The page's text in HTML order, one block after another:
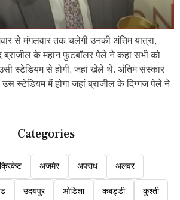
से मंगलवार तक चलेगी उनकी अंतिम यात्रा,
के महान फुटबॉलर पेले ने कहा सभी को
स्टेडियम से होगी, जहां खेले थे. अंतिम संस्कार
स्टेडियम में होगा जहां ब्राजील के दिग्गज पेले ने
Categories
अजमेर अपराध अलवर
उदयपुर ओडिशा कबड्डी कुश्ती